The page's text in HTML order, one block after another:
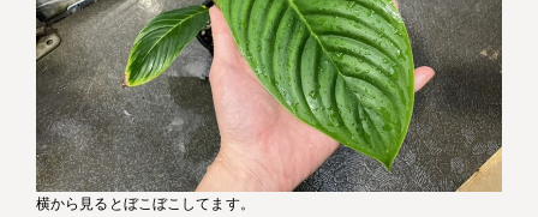
横から見るとぼこぼこしてます。